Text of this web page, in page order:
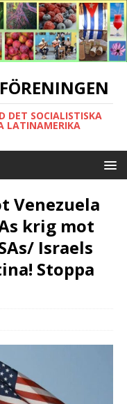
DET SOCIALISTISKA
LATINAMERIKA
Venezuela
krig mot
Israels
Stoppa